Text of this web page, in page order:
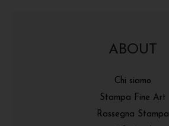
ABOUT
Chi siamo
Stampa Fine Art
Rassegna Stampa